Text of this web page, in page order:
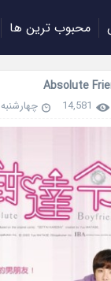
محبوب ترین ها
14,581 چهارشنبه ۲۵ اردیبهشت ۱۳۹۸